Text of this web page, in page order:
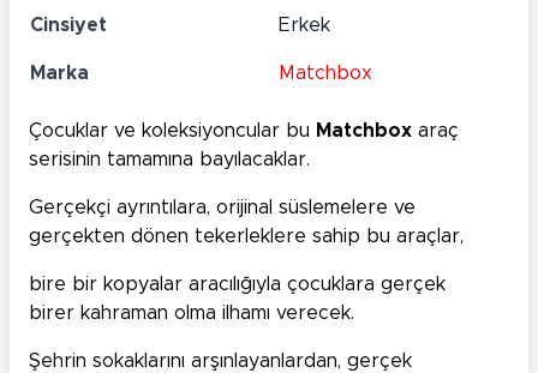
Cinsiyet Erkek
Marka Matchbox
Çocuklar ve koleksiyoncular bu Matchbox araç
serisinin tamamına bayılacaklar.
Gerçekçi ayrıntılara, orijinal süslemelere ve
gerçekten dönen tekerleklere sahip bu araçlar,
bire bir kopyalar aracılığıyla çocuklara gerçek
birer kahraman olma ilhamı verecek.
Şehrin sokaklarını arşınlayanlardan, gerçek